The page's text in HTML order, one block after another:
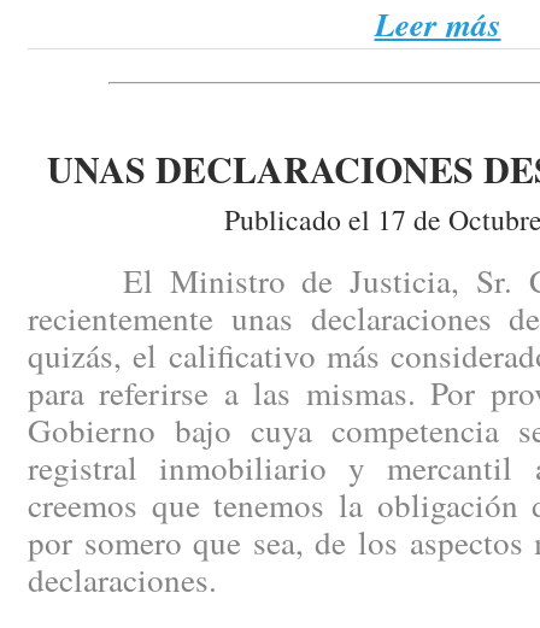
Leer más
UNAS DECLARACIONES
Publicado el 17 de
El Ministro de Justicia, Sr.
recientemente unas declaraciones
quizás, el calificativo más
para referirse a las mismas. Por
Gobierno bajo cuya competencia
registral inmobiliario y mercantil
creemos que tenemos la
por somero que sea, de los aspectos
declaraciones.